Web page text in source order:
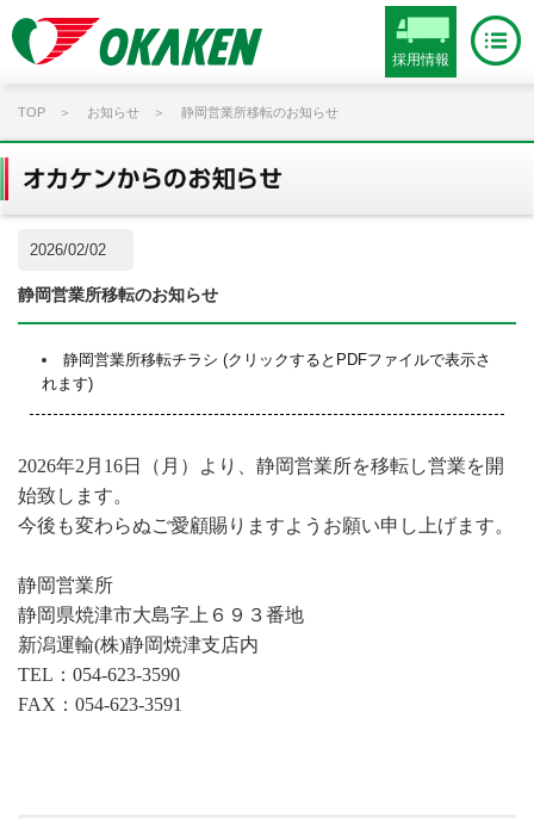
採用情報
TOP お知らせ 静岡営業所移転のお知らせ
2026/02/02
静岡営業所移転のお知らせ
静岡営業所移転チラシ (クリックするとPDFファイルで表示さ
れます)
2026年2月16日（月）より、静岡営業所を移転し営業を開
始致します。
今後も変わらぬご愛顧賜りますようお願い申し上げます。
静岡営業所
静岡県焼津市大島字上６９３番地
新潟運輸(株)静岡焼津支店内
TEL：054-623-3590
FAX：054-623-3591